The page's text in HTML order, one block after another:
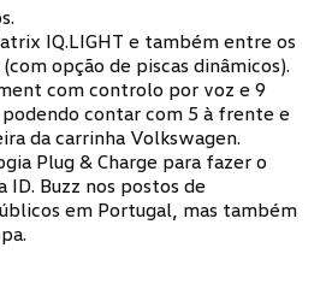
IQ.LIGHT e também entre os
opção de piscas dinâmicos).
com controlo por voz e 9
contar com 5 à frente e
da carrinha Volkswagen.
Plug & Charge para fazer o
ID. Buzz nos postos de
em Portugal, mas também